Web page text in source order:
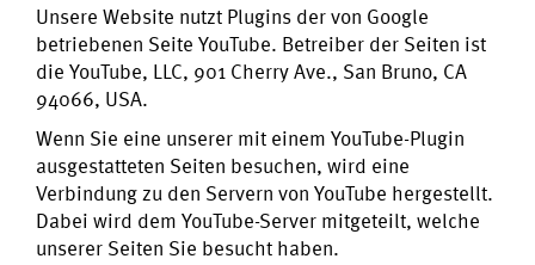
Unsere Website nutzt Plugins der von Google
betriebenen Seite YouTube. Betreiber der Seiten ist
die YouTube, LLC, 901 Cherry Ave., San Bruno, CA
94066, USA.
Wenn Sie eine unserer mit einem YouTube-Plugin
ausgestatteten Seiten besuchen, wird eine
Verbindung zu den Servern von YouTube hergestellt.
Dabei wird dem YouTube-Server mitgeteilt, welche
unserer Seiten Sie besucht haben.